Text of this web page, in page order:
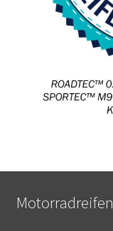
Motorradreifen